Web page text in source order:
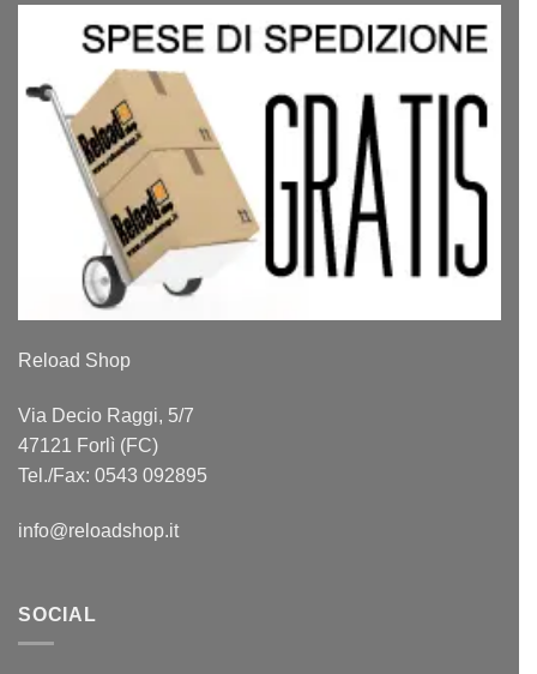
Reload Shop
Via Decio Raggi, 5/7
47121 Forlì (FC)
Tel./Fax: 0543 092895
info@reloadshop.it
SOCIAL